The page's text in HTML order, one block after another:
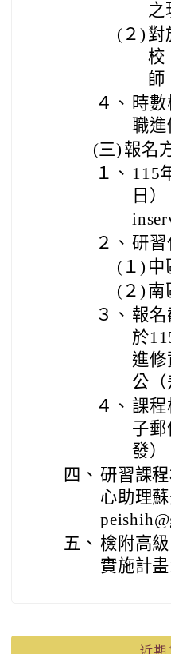
之
(２) 對
校
師
４、 時
職進
(三) 報名
１、 115
日
２、 研習
(１) 中
(２) 南
３、 報
於
進
公（
４、 課程
子
發）
四、 研習課
心助理
五、 檢附高
實施計畫
近期